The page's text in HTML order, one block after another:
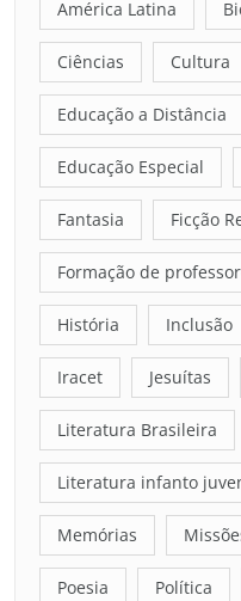
América Latina
Ciências Cultura
Educação a Distância
Educação Especial
Fantasia Ficção
Formação de
História Inclusão
Iracet Jesuítas
Literatura Brasileira
Literatura infanto
Memórias
Poesia Política